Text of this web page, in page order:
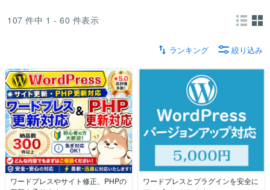
107 件中 1 - 60 件表示
ランキング 絞り込み
ワードプレスやサイト修正、PHPの
ワードプレスとプラグインを安全に